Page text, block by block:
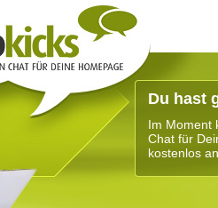
Du hast
Im Moment
Chat für
kostenlos